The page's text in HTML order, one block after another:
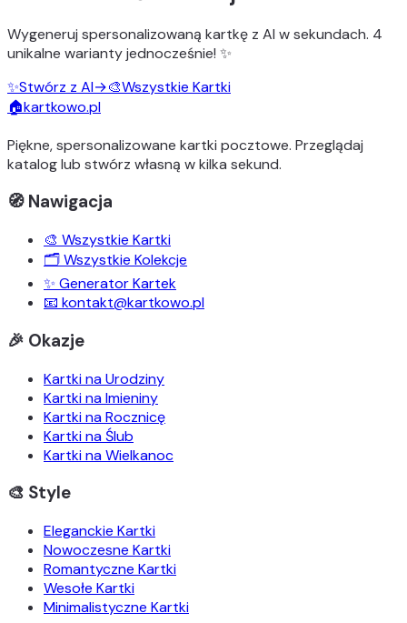
Wygeneruj spersonalizowaną kartkę z AI w sekundach. 4
unikalne wariantyjednocześnie! ✨
✨Stwórz z AI→🎨Wszystkie Kartki
🏠kartkowo.pl
Piękne, spersonalizowane kartki pocztowe. Przeglądaj
katalog lub stwórz własną w kilka sekund.
🧭 Nawigacja
🎨 Wszystkie Kartki
🗂️ Wszystkie Kolekcje
✨ Generator Kartek
📧 kontakt@kartkowo.pl
🎉 Okazje
Kartki na Urodziny
Kartki na Imieniny
Kartki na Rocznicę
Kartki na Ślub
Kartki na Wielkanoc
🎨 Style
Eleganckie Kartki
Nowoczesne Kartki
Romantyczne Kartki
Wesołe Kartki
Minimalistyczne Kartki